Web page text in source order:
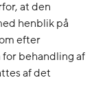
at den
henblik på
efter
behandling af
af det